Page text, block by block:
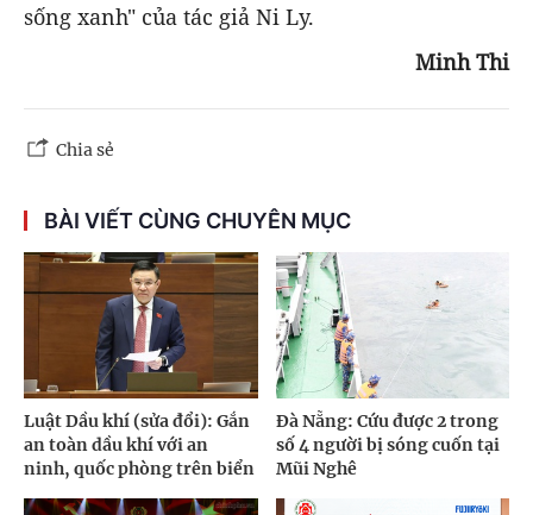
sống xanh" của tác giả Ni Ly.
Minh Thi
Chia sẻ
BÀI VIẾT CÙNG CHUYÊN MỤC
Luật Dầu khí (sửa đổi): Gắn
an toàn dầu khí với an
ninh, quốc phòng trên biển
Đà Nẵng: Cứu được 2 trong
số 4 người bị sóng cuốn tại
Mũi Nghê